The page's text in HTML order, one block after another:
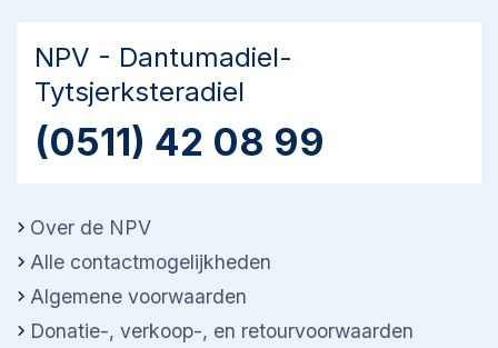
NPV - Dantumadiel-
Tytsjerksteradiel
(0511) 42 08 99
Over de NPV
Alle contactmogelijkheden
Algemene voorwaarden
Donatie-, verkoop-, en retourvoorwaarden